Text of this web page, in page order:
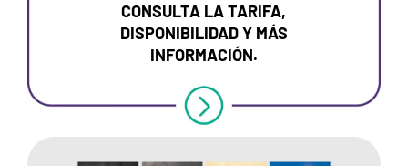
CONSULTA LA TARIFA,
DISPONIBILIDAD Y MÁS
INFORMACIÓN.